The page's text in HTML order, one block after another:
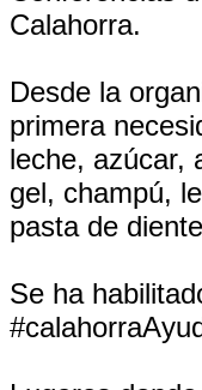
Calahorra.
Desde la
primera
leche, azúcar,
gel, champú,
pasta de
Se ha